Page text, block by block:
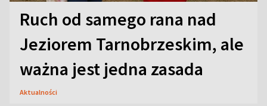
Ruch od samego rana nad
Jeziorem Tarnobrzeskim, ale
ważna jest jedna zasada
Aktualności